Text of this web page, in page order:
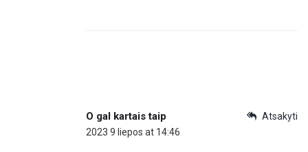
Atsakyti
O gal kartais taip
2023 9 liepos at 14:46